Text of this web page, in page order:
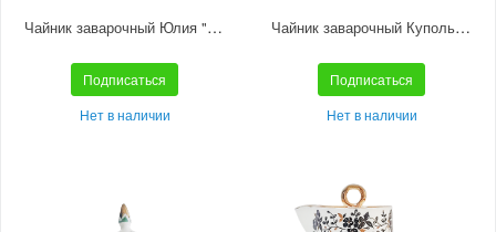
Чайник заварочный Юлия "Июньская палитра"
Подписаться
Нет в наличии
Чайник заварочный Купольная "Полевые цветы"
Подписаться
Нет в наличии